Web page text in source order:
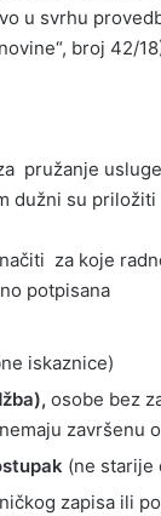
u svrhu
broj 42/
pružanje
dužni su
za koje
potpisana
iskaznice)
osobe bez
završenu
(ne starije
zapisa ili